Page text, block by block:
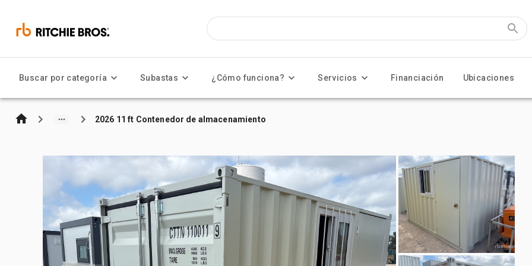
Buscar por categoría Subastas ¿Cómo funciona? Servicios Financiación Ubicaciones
2026 11 ft Contenedor de almacenamiento